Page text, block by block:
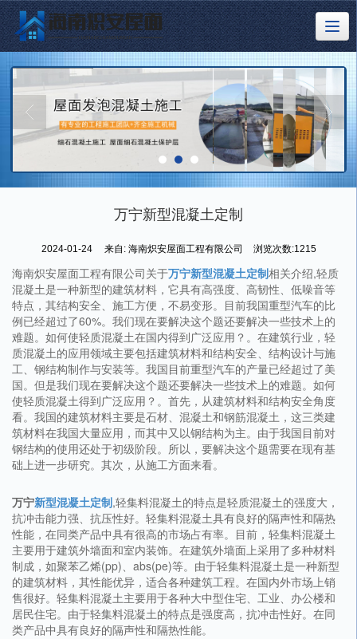
万宁新型混凝土定制
2024-01-24 来自: 海南炽安屋面工程有限公司 浏览次数:1215
海南炽安屋面工程有限公司关于万宁新型混凝土定制相关介绍,轻质
混凝土是一种新型的建筑材料，它具有高强度、高韧性、低噪音等
特点，其结构安全、施工方便，不易变形。目前我国重型汽车的比
例已经超过了60%。我们现在要解决这个题还要解决一些技术上的
难题。如何使轻质混凝土在国内得到广泛应用？。在建筑行业，轻
质混凝土的应用领域主要包括建筑材料和结构安全、结构设计与施
工、钢结构制作与安装等。我国目前重型汽车的产量已经超过了美
国。但是我们现在要解决这个题还要解决一些技术上的难题。如何
使轻质混凝土得到广泛应用？。首先，从建筑材料和结构安全角度
看。我国的建筑材料主要是石材、混凝土和钢筋混凝土，这三类建
筑材料在我国大量应用，而其中又以钢结构为主。由于我国目前对
钢结构的使用还处于初级阶段。所以，要解决这个题需要在现有基
础上进一步研究。其次，从施工方面来看。
万宁新型混凝土定制,轻集料混凝土的特点是轻质混凝土的强度大，
抗冲击能力强、抗压性好。轻集料混凝土具有良好的隔声性和隔热
性能，在同类产品中具有很高的市场占有率。目前，轻集料混凝土
主要用于建筑外墙面和室内装饰。在建筑外墙面上采用了多种材料
制成，如聚苯乙烯(pp)、abs(pe)等。由于轻集料混凝土是一种新型
的建筑材料，其性能优异，适合各种建筑工程。在国内外市场上销
售很好。轻集料混凝土主要用于各种大中型住宅、工业、办公楼和
居民住宅。由于轻集料混凝土的特点是强度高，抗冲击性好。在同
类产品中具有良好的隔声性和隔热性能。